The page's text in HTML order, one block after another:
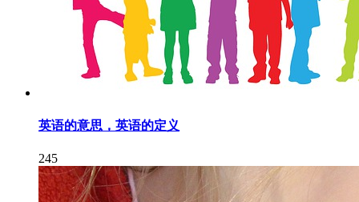
英语的意思，英语的定义
245